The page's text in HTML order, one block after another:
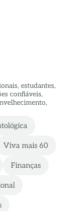
estudantes,
confiáveis,
Viva mais 60
Finanças